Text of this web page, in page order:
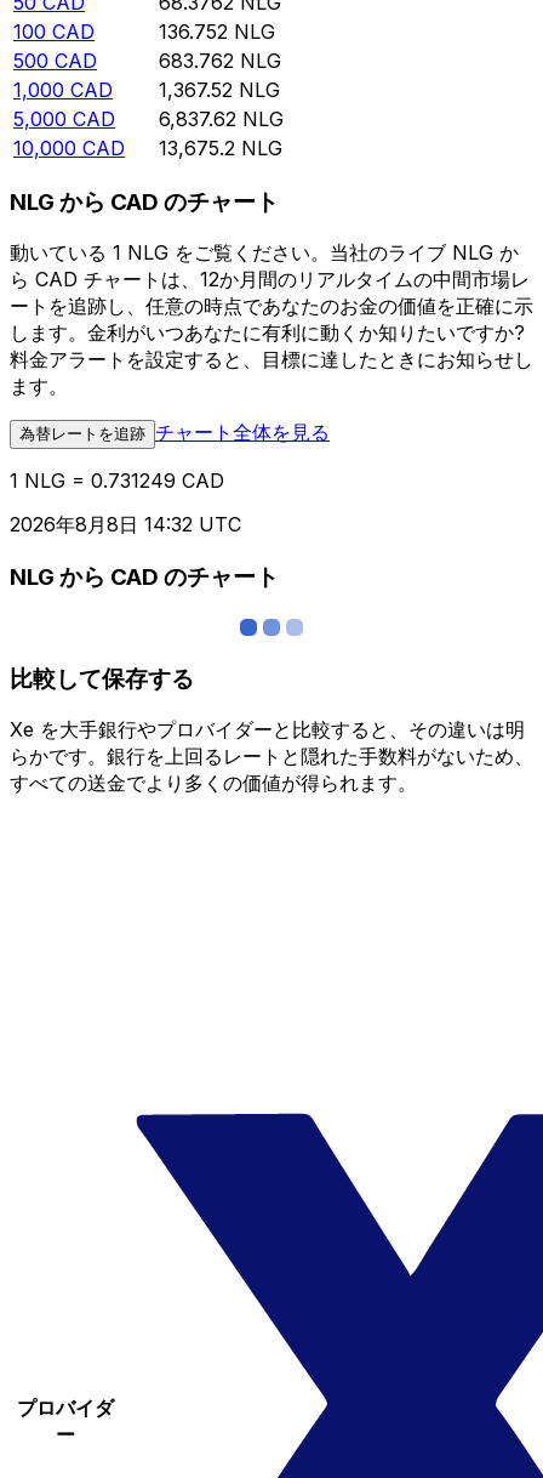
100 CAD 136.752 NLG
500 CAD 683.762 NLG
1,000 CAD 1,367.52 NLG
5,000 CAD 6,837.62 NLG
10,000 CAD 13,675.2 NLG
NLG から CAD のチャート
動いている 1 NLG をご覧ください。当社のライブ NLG か
ら CAD チャートは、12か月間のリアルタイムの中間市場レ
ートを追跡し、任意の時点であなたのお金の価値を正確に示
します。金利がいつあなたに有利に動くか知りたいですか?
料金アラートを設定すると、目標に達したときにお知らせし
ます。
為替レートを追跡 チャート全体を見る
1 NLG = 0.731249 CAD
2026年8月8日 14:32 UTC
NLG から CAD のチャート
比較して保存する
Xe を大手銀行やプロバイダーと比較すると、その違いは明
らかです。銀行を上回るレートと隠れた手数料がないため、
すべての送金でより多くの価値が得られます。
プロバイダ
ー